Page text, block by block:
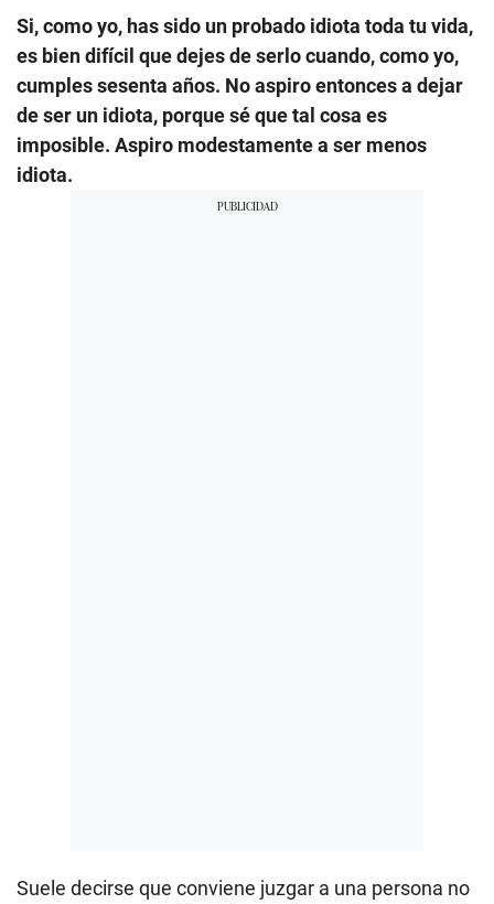
Si, como yo, has sido un probado idiota toda tu vida,
es bien difícil que dejes de serlo cuando, como yo,
cumples sesenta años. No aspiro entonces a dejar
de ser un idiota, porque sé que tal cosa es
imposible. Aspiro modestamente a ser menos
idiota.
Suele decirse que conviene juzgar a una persona no